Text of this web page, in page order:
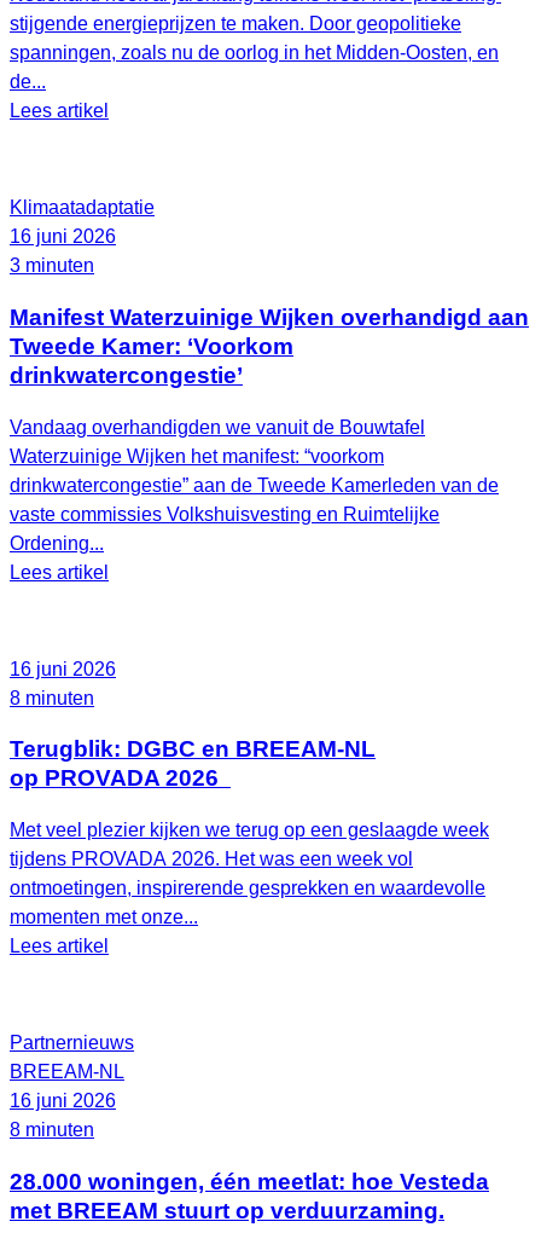
stijgende energieprijzen te maken. Door geopolitieke
spanningen, zoals nu de oorlog in het Midden-Oosten, en
de...
Lees artikel
Klimaatadaptatie
16 juni 2026
3 minuten
Manifest Waterzuinige Wijken overhandigd aan
Tweede Kamer: ‘Voorkom
drinkwatercongestie’
Vandaag overhandigden we vanuit de Bouwtafel
Waterzuinige Wijken het manifest: “voorkom
drinkwatercongestie” aan de Tweede Kamerleden van de
vaste commissies Volkshuisvesting en Ruimtelijke
Ordening...
Lees artikel
16 juni 2026
8 minuten
Terugblik: DGBC en BREEAM-NL
op PROVADA 2026
Met veel plezier kijken we terug op een geslaagde week
tijdens PROVADA 2026. Het was een week vol
ontmoetingen, inspirerende gesprekken en waardevolle
momenten met onze...
Lees artikel
Partnernieuws
BREEAM-NL
16 juni 2026
8 minuten
28.000 woningen, één meetlat: hoe Vesteda
met BREEAM stuurt op verduurzaming.